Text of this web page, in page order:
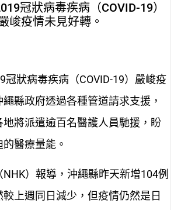
冠狀病毒疾病（COVID-19）
峻疫情未見好轉。
冠狀病毒疾病（COVID-19）嚴峻疫
縣政府透過各種管道請求支援，
地將派遣逾百名醫護人員馳援，盼
醫療量能。
NHK）報導，沖繩縣昨天新增104例
上週同日減少，但疫情仍然是日